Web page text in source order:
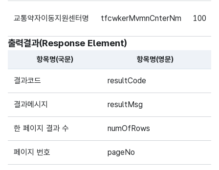
교통약자이동지원센터명 tfcwkerMvmnCnterNm 100
출력결과(Response Element)
해당 오픈API의 출력결과(Response Element) 항목에 대한
항목명(국문) 항목명(영문)
결과코드 resultCode
결과메시지 resultMsg
한 페이지 결과 수 numOfRows
페이지 번호 pageNo